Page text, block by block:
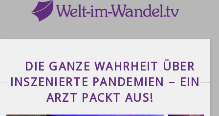
DIE GANZE WAHRHEIT ÜBER
INSZENIERTE PANDEMIEN – EIN
ARZT PACKT AUS!